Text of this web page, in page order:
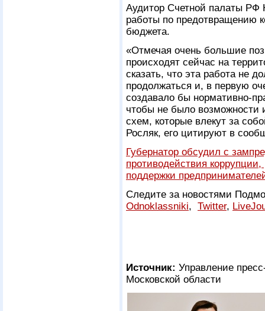
Аудитор Счетной палаты РФ
работы по предотвращению
бюджета.
«Отмечая очень большие
происходят сейчас на
сказать, что эта работа не
продолжаться и, в первую
создавало бы нормативно-
чтобы не было возможности
схем, которые влекут за
Росляк, его цитируют в
Губернатор обсудил с
противодействия
поддержки
Следите за новостями
Odnoklassniki, Twitter,
Источник: Управление
Московской области